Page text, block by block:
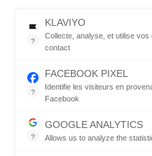
Tous droits réservés
Boutique
Qui sommes nous ?
?
KLAVIYO
Collecte, analyse, et utilise
contact
?
FACEBOOK PIXEL
Identifie les visiteurs en
Facebook
?
GOOGLE ANALYTICS
Allows us to analyze theJ'EN